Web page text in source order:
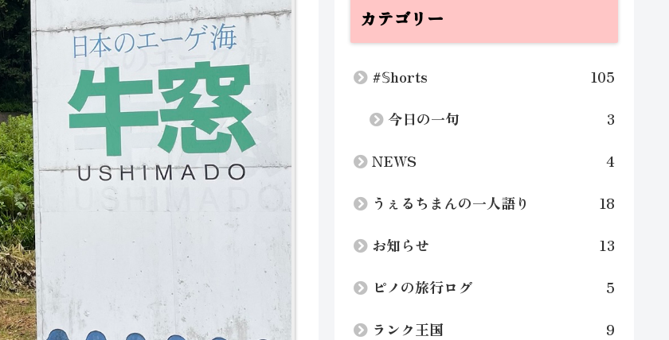
カテゴリー
#𝕊horts 105
今日の一句 3
NEWS 4
うぇるちまんの一人語り 18
お知らせ 13
ピノの旅行ログ 5
ランク王国 9